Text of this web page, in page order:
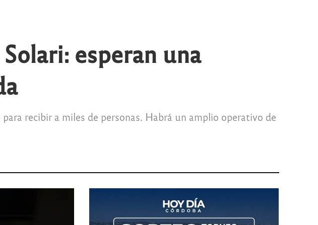
esperan una
recibir a miles de personas. Habrá un amplio operativo de